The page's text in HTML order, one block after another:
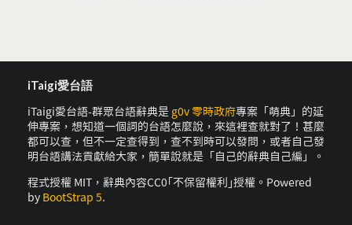
iTaigi愛台語
iTaigi愛台語-群眾台語辭典是 g0v 零時政府專案「萌典」的延
伸專案，想知道一個詞的台語怎麼說，來這裡查就對了！甚麼
都可以查，但不一定查得到，查不到時可以發問，或者自己發
明台語講法貢獻給大家，簡單說就是「自己的辭典自己編」。
程式授權 MIT，辭典內容CC0｢不保留權利｣授權。Powered
by BootStrap 5.